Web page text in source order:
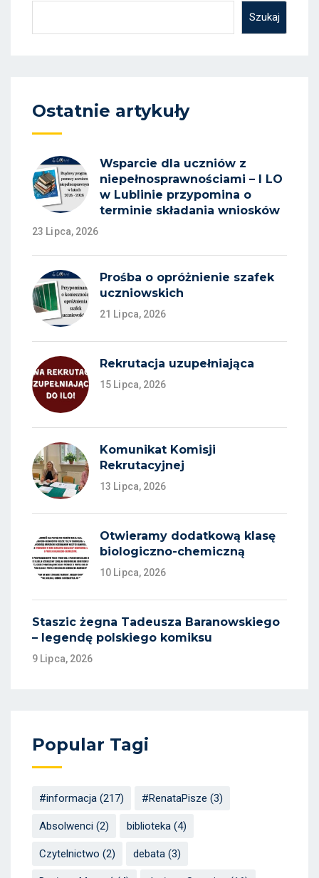
Szukaj
Ostatnie artykuły
Wsparcie dla uczniów z
niepełnosprawnościami – I LO
w Lublinie przypomina o
terminie składania wniosków
23 Lipca, 2026
Prośba o opróżnienie szafek
uczniowskich
21 Lipca, 2026
Rekrutacja uzupełniająca
15 Lipca, 2026
Komunikat Komisji
Rekrutacyjnej
13 Lipca, 2026
Otwieramy dodatkową klasę
biologiczno-chemiczną
10 Lipca, 2026
Staszic żegna Tadeusza Baranowskiego
– legendę polskiego komiksu
9 Lipca, 2026
Popular Tagi
#informacja (217) #RenataPisze (3)
Absolwenci (2) biblioteka (4)
Czytelnictwo (2) debata (3)